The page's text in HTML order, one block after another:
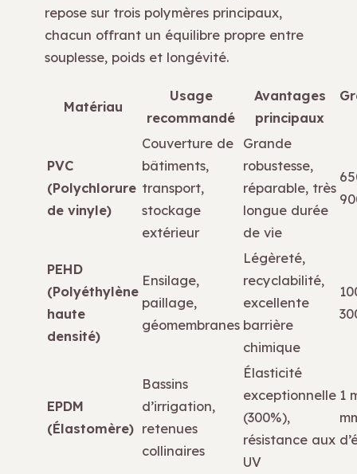
repose sur trois polymères principaux,
chacun offrant un équilibre propre entre
souplesse, poids et longévité.
Matériau
Usage
recommandé
Avantages
principaux
PVC
(Polychlorure
de vinyle)
Couverture de
bâtiments,
transport,
stockage
extérieur
Grande
robustesse,
réparable, très
longue durée
de vie
PEHD
(Polyéthylène
haute
densité)
Ensilage,
paillage,
géomembranes
Légèreté,
recyclabilité,
excellente
barrière
chimique
EPDM
(Élastomère)
Bassins
d’irrigation,
retenues
collinaires
Élasticité
exceptionnelle
(300%),
résistance aux
UV
1